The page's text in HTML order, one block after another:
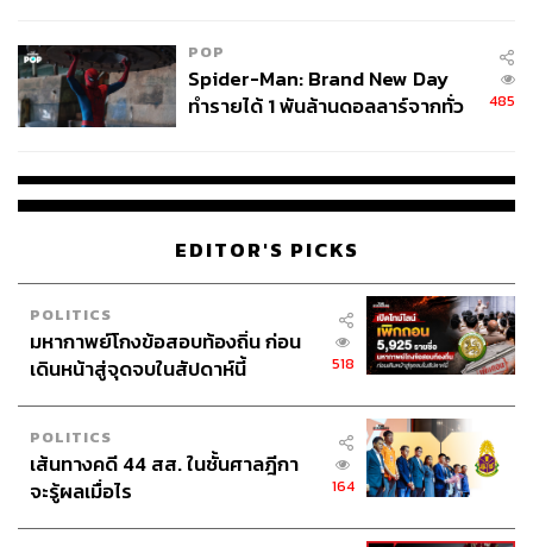
POP
Spider-Man: Brand New Day
ทำรายได้ 1 พันล้านดอลลาร์จากทั่ว
485
EDITOR'S PICKS
POLITICS
มหากาพย์โกงข้อสอบท้องถิ่น ก่อน
เดินหน้าสู่จุดจบในสัปดาห์นี้
518
POLITICS
เส้นทางคดี 44 สส. ในชั้นศาลฎีกา
จะรู้ผลเมื่อไร
164